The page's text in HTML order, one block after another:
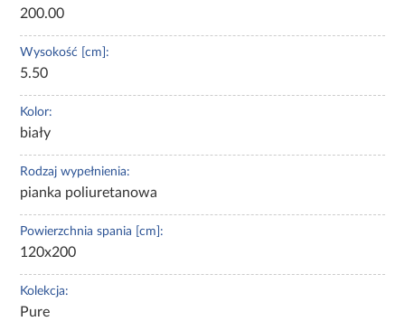
200.00
Wysokość [cm]:
5.50
Kolor:
biały
Rodzaj wypełnienia:
pianka poliuretanowa
Powierzchnia spania [cm]:
120x200
Kolekcja:
Pure